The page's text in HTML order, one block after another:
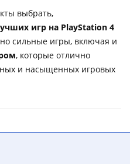
выбрать,
игр на PlayStation 4
сильные игры, включая и
, которые отлично
и насыщенных игровых